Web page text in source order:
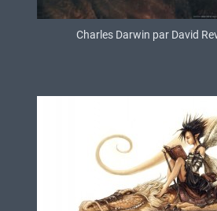
Charles Darwin par David